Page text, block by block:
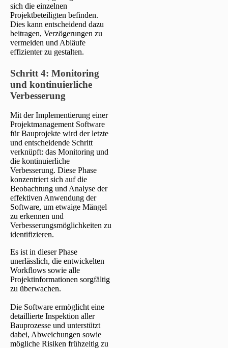
sich die einzelnen
Projektbeteiligten befinden.
Dies kann entscheidend dazu
beitragen, Verzögerungen zu
vermeiden und Abläufe
effizienter zu gestalten.
Schritt 4: Monitoring
und kontinuierliche
Verbesserung
Mit der Implementierung einer
Projektmanagement Software
für Bauprojekte wird der letzte
und entscheidende Schritt
verknüpft: das Monitoring und
die kontinuierliche
Verbesserung. Diese Phase
konzentriert sich auf die
Beobachtung und Analyse der
effektiven Anwendung der
Software, um etwaige Mängel
zu erkennen und
Verbesserungsmöglichkeiten zu
identifizieren.
Es ist in dieser Phase
unerlässlich, die entwickelten
Workflows sowie alle
Projektinformationen sorgfältig
zu überwachen.
Die Software ermöglicht eine
detaillierte Inspektion aller
Bauprozesse und unterstützt
dabei, Abweichungen sowie
mögliche Risiken frühzeitig zu